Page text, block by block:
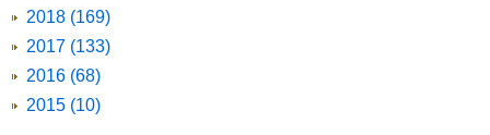
2018 (169)
2017 (133)
2016 (68)
2015 (10)